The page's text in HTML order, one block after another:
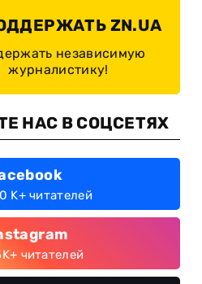
ZN.UA
независимую
журналистику!
НАС В СОЦСЕТЯХ
K+ читателей
читателей